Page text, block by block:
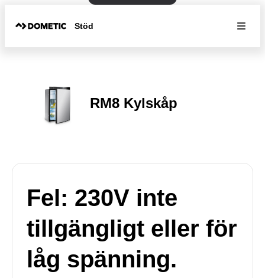
Stöd
RM8 Kylskåp
Fel: 230V inte
tillgängligt eller för
låg spänning.